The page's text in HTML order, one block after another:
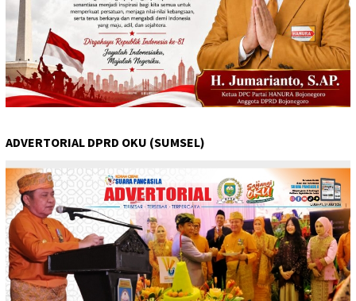
ADVERTORIAL DPRD OKU (SUMSEL)